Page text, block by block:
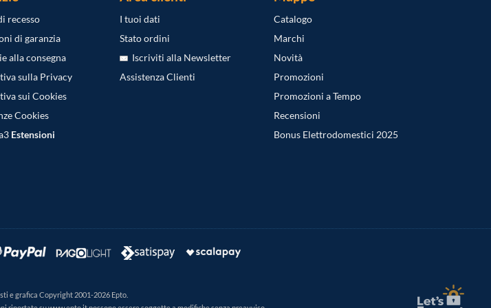
recesso
di garanzia
alla consegna
sulla Privacy
sui Cookies
Cookies
Estensioni
I tuoi dati
Stato ordini
Iscriviti alla Newsletter
Assistenza Clienti
Catalogo
Marchi
Novità
Promozioni
Promozioni a Tempo
Recensioni
Bonus Elettrodomestici 2025
e grafica Copyright 2001-2026 Epto.